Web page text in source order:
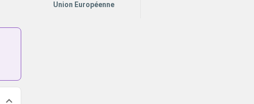
Union Européenne